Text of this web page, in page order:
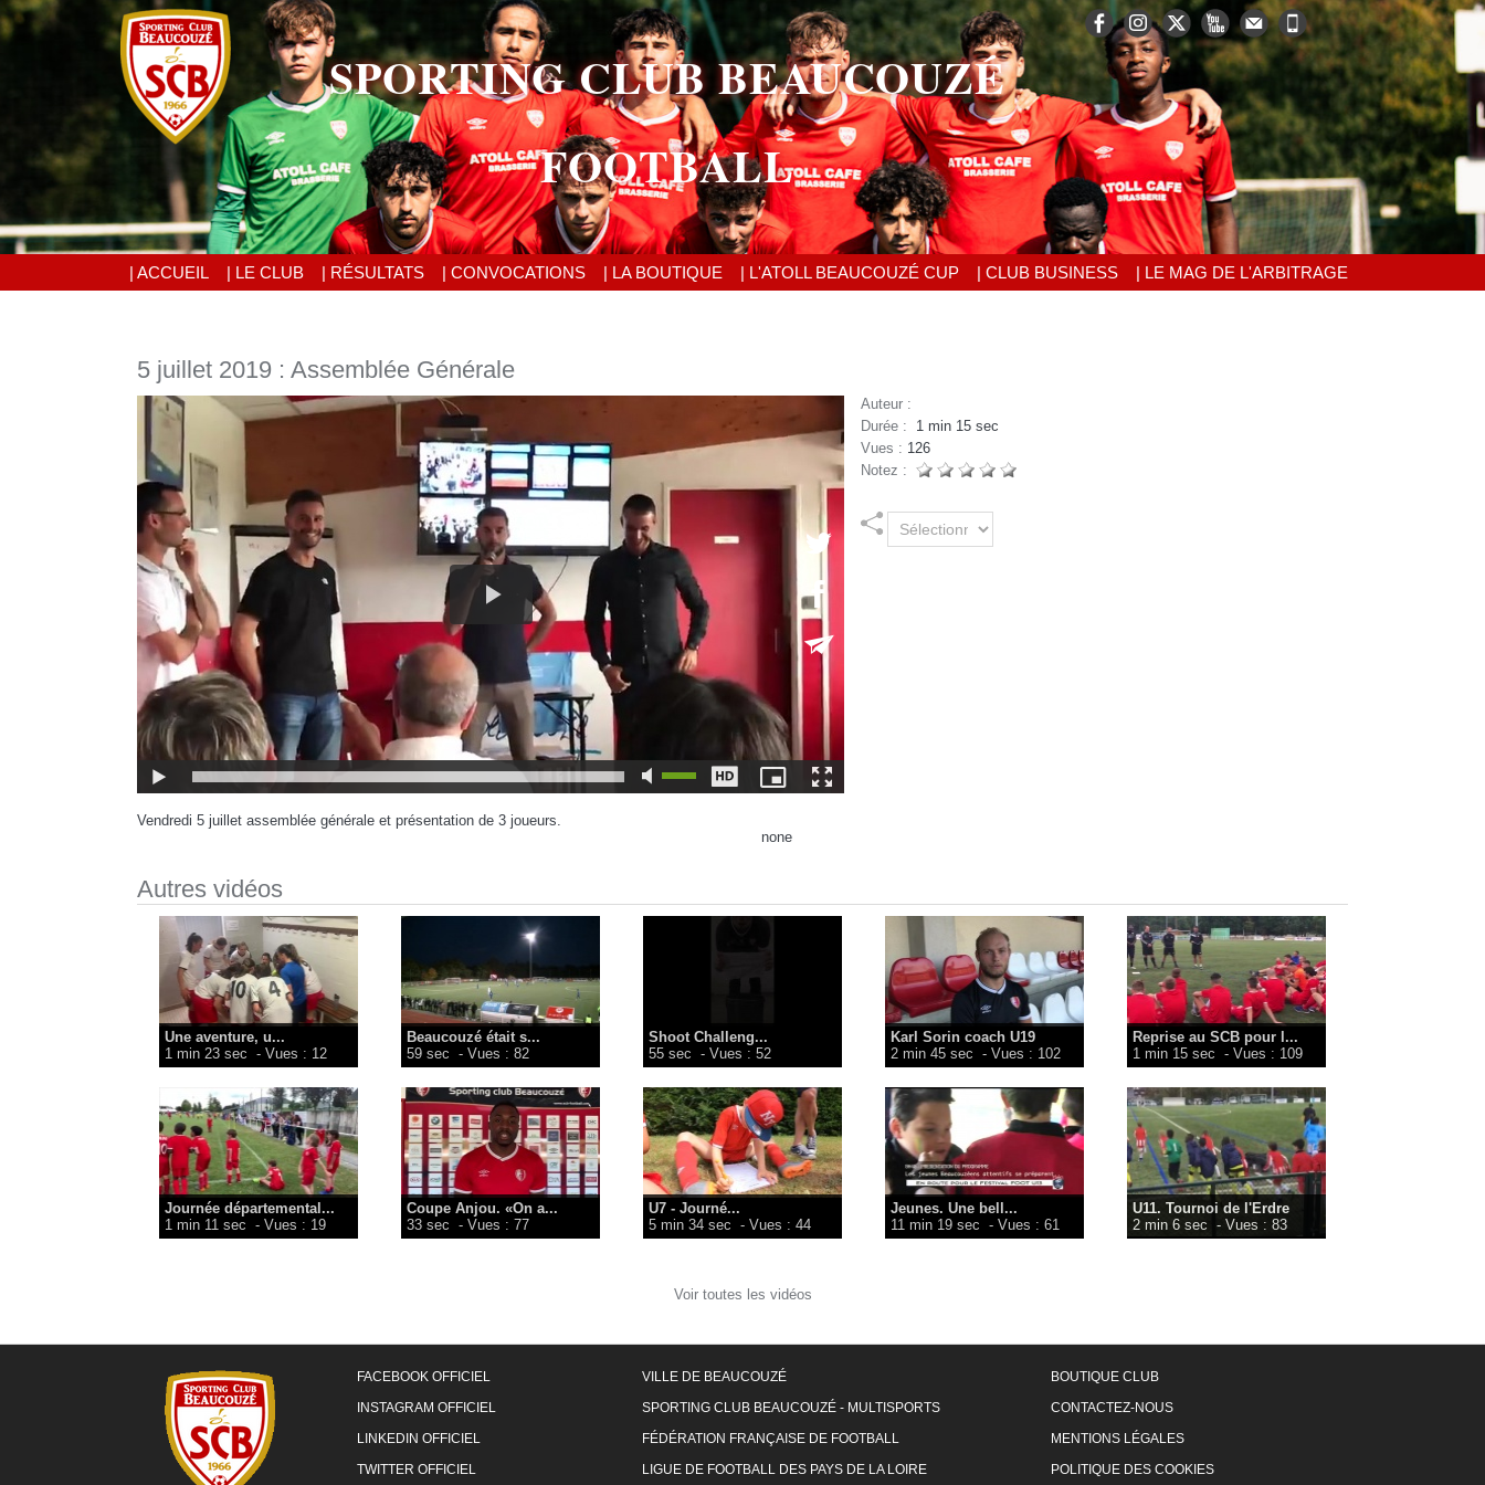
SPORTING CLUB BEAUCOUZÉ
FOOTBALL
| ACCUEIL | LE CLUB | RÉSULTATS | CONVOCATIONS | LA BOUTIQUE | L'ATOLL BEAUCOUZÉ CUP | CLUB BUSINESS | LE MAG DE L'ARBITRAGE
5 juillet 2019 : Assemblée Générale
Auteur :
Durée :
1 min 15 sec
Vues : 126
Notez :
Vendredi 5 juillet assemblée générale et présentation de 3 joueurs.
none
Autres vidéos
Une aventure, u...
1 min 23 sec - Vues : 12
Beaucouzé était s...
59 sec - Vues : 82
Shoot Challeng...
55 sec - Vues : 52
Karl Sorin coach U19
2 min 45 sec - Vues : 102
Reprise au SCB pour l...
1 min 15 sec - Vues : 109
Journée départemental...
1 min 11 sec - Vues : 19
Coupe Anjou. «On a...
33 sec - Vues : 77
U7 - Journé...
5 min 34 sec - Vues : 44
Jeunes. Une bell...
11 min 19 sec - Vues : 61
U11. Tournoi de l'Erdre
2 min 6 sec - Vues : 83
Voir toutes les vidéos
FACEBOOK OFFICIEL
INSTAGRAM OFFICIEL
LINKEDIN OFFICIEL
TWITTER OFFICIEL
VILLE DE BEAUCOUZÉ
SPORTING CLUB BEAUCOUZÉ - MULTISPORTS
FÉDÉRATION FRANÇAISE DE FOOTBALL
LIGUE DE FOOTBALL DES PAYS DE LA LOIRE
BOUTIQUE CLUB
CONTACTEZ-NOUS
MENTIONS LÉGALES
POLITIQUE DES COOKIES